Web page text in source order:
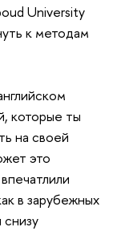
University
к методам
которые ты
на своей
это
в зарубежных